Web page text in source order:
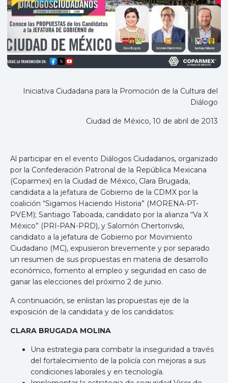
Iniciativa Ciudadana para la Promoción de la Cultura del
Diálogo
Ciudad de México, 10 de abril de 2013
Al participar en el evento Diálogos Ciudadanos, organizado
por la Confederación Patronal de la República Mexicana
(Coparmex) en la Ciudad de México, Clara Brugada,
candidata a la jefatura de Gobierno de la CDMX por la
coalición “Sigamos Haciendo Historia” (MORENA-PT-
PVEM); Santiago Taboada, candidato por la alianza “Va X
México” (PRI-PAN-PRD), y Salomón Chertorivski,
candidato a la jefatura de Gobierno por Movimiento
Ciudadano (MC), expusieron brevemente y por separado
un resumen de sus propuestas en materia de desarrollo
económico, fomento al empleo y seguridad en caso de
ganar las elecciones del próximo 2 de junio.
A continuación, se enlistan las propuestas eje de la
exposición de la candidata y de los candidatos:
CLARA BRUGADA MOLINA
Una estrategia para combatir la inseguridad a través
del fortalecimiento de la policía con mejoras a sus
condiciones laborales y en tecnología.